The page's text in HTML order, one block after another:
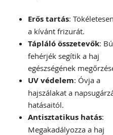
Erős tartás:
a kívánt frizurát.
Tápláló összetevők:
fehérjék segítik a haj
egészségének
UV védelem: Óvja a
hajszálakat a
hatásaitól.
Antisztatikus hatás:
Megakadályozza a haj